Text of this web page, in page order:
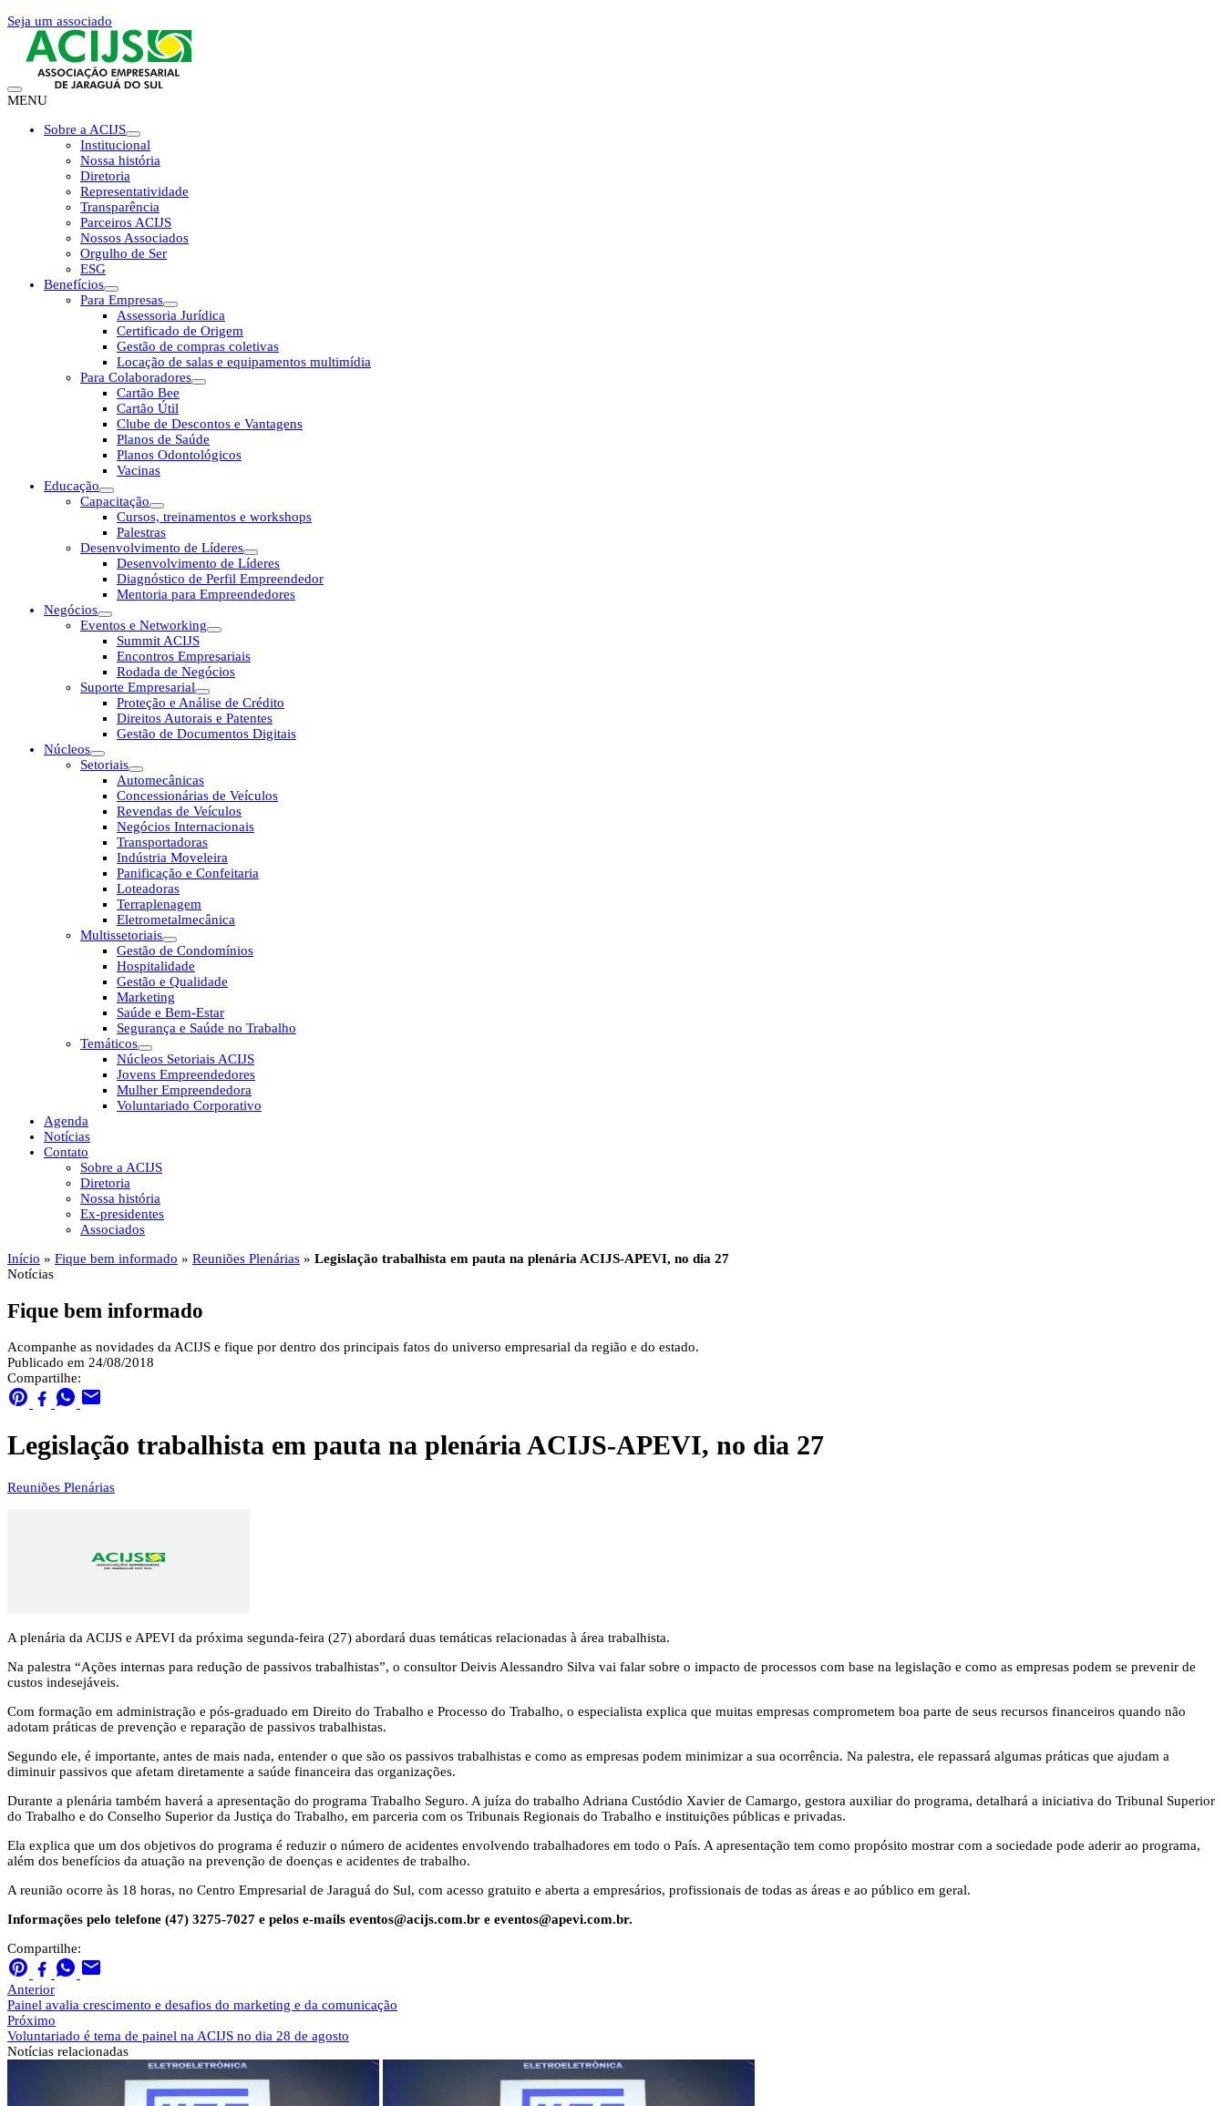
Seja um associado
MENU
Sobre a ACIJS
Institucional
Nossa história
Diretoria
Representatividade
Transparência
Parceiros ACIJS
Nossos Associados
Orgulho de Ser
ESG
Benefícios
Para Empresas
Assessoria Jurídica
Certificado de Origem
Gestão de compras coletivas
Locação de salas e equipamentos multimídia
Para Colaboradores
Cartão Bee
Cartão Útil
Clube de Descontos e Vantagens
Planos de Saúde
Planos Odontológicos
Vacinas
Educação
Capacitação
Cursos, treinamentos e workshops
Palestras
Desenvolvimento de Líderes
Desenvolvimento de Líderes
Diagnóstico de Perfil Empreendedor
Mentoria para Empreendedores
Negócios
Eventos e Networking
Summit ACIJS
Encontros Empresariais
Rodada de Negócios
Suporte Empresarial
Proteção e Análise de Crédito
Direitos Autorais e Patentes
Gestão de Documentos Digitais
Núcleos
Setoriais
Automecânicas
Concessionárias de Veículos
Revendas de Veículos
Negócios Internacionais
Transportadoras
Indústria Moveleira
Panificação e Confeitaria
Loteadoras
Terraplenagem
Eletrometalmecânica
Multissetoriais
Gestão de Condomínios
Hospitalidade
Gestão e Qualidade
Marketing
Saúde e Bem-Estar
Segurança e Saúde no Trabalho
Temáticos
Núcleos Setoriais ACIJS
Jovens Empreendedores
Mulher Empreendedora
Voluntariado Corporativo
Agenda
Notícias
Contato
Sobre a ACIJS
Diretoria
Nossa história
Ex-presidentes
Associados
Início » Fique bem informado » Reuniões Plenárias » Legislação trabalhista em pauta na plenária ACIJS-APEVI, no dia 27
Notícias
Fique bem informado
Acompanhe as novidades da ACIJS e fique por dentro dos principais fatos do universo empresarial da região e do estado.
Publicado em 24/08/2018
Compartilhe:
Legislação trabalhista em pauta na plenária ACIJS-APEVI, no dia 27
Reuniões Plenárias
A plenária da ACIJS e APEVI da próxima segunda-feira (27) abordará duas temáticas relacionadas à área trabalhista.
Na palestra “Ações internas para redução de passivos trabalhistas”, o consultor Deivis Alessandro Silva vai falar sobre o impacto de processos com base na legislação e como as empresas podem se prevenir de
custos indesejáveis.
Com formação em administração e pós-graduado em Direito do Trabalho e Processo do Trabalho, o especialista explica que muitas empresas comprometem boa parte de seus recursos financeiros quando não
adotam práticas de prevenção e reparação de passivos trabalhistas.
Segundo ele, é importante, antes de mais nada, entender o que são os passivos trabalhistas e como as empresas podem minimizar a sua ocorrência. Na palestra, ele repassará algumas práticas que ajudam a
diminuir passivos que afetam diretamente a saúde financeira das organizações.
Durante a plenária também haverá a apresentação do programa Trabalho Seguro. A juíza do trabalho Adriana Custódio Xavier de Camargo, gestora auxiliar do programa, detalhará a iniciativa do Tribunal Superior
do Trabalho e do Conselho Superior da Justiça do Trabalho, em parceria com os Tribunais Regionais do Trabalho e instituições públicas e privadas.
Ela explica que um dos objetivos do programa é reduzir o número de acidentes envolvendo trabalhadores em todo o País. A apresentação tem como propósito mostrar com a sociedade pode aderir ao programa,
além dos benefícios da atuação na prevenção de doenças e acidentes de trabalho.
A reunião ocorre às 18 horas, no Centro Empresarial de Jaraguá do Sul, com acesso gratuito e aberta a empresários, profissionais de todas as áreas e ao público em geral.
Informações pelo telefone (47) 3275-7027 e pelos e-mails eventos@acijs.com.br e eventos@apevi.com.br.
Compartilhe:
Anterior
Painel avalia crescimento e desafios do marketing e da comunicação
Próximo
Voluntariado é tema de painel na ACIJS no dia 28 de agosto
Notícias relacionadas